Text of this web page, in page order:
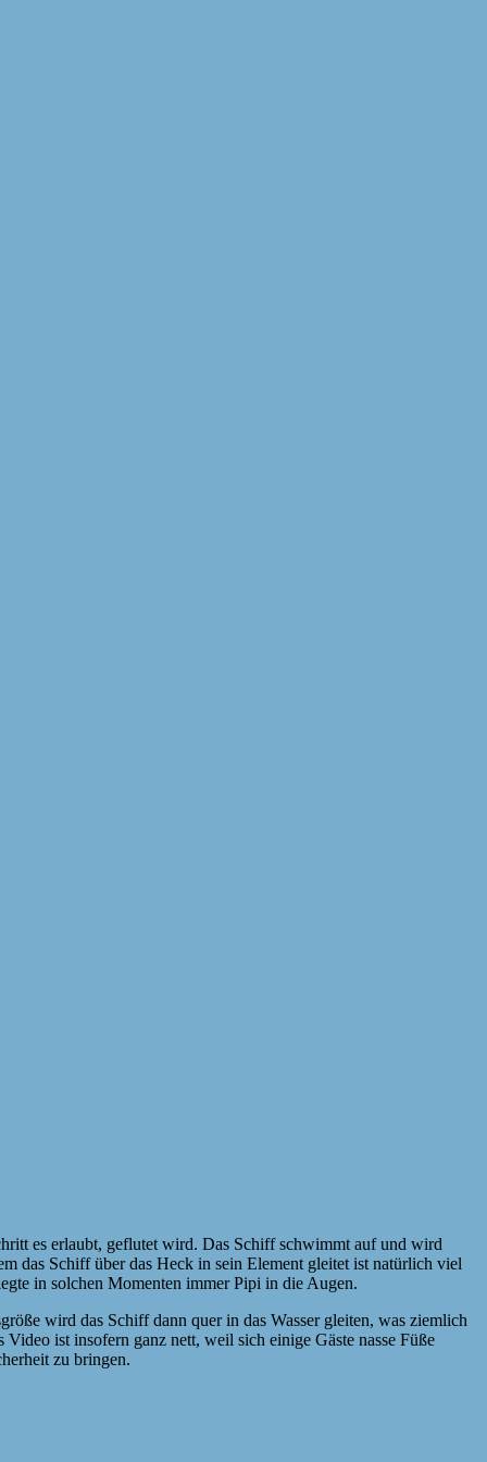
es erlaubt, geflutet wird. Das Schiff schwimmt auf und wird
das Schiff über das Heck in sein Element gleitet ist natürlich viel
in solchen Momenten immer Pipi in die Augen.
wird das Schiff dann quer in das Wasser gleiten, was ziemlich
ist insofern ganz nett, weil sich einige Gäste nasse Füße
zu bringen.